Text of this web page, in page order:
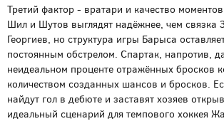
Третий фактор - вратари и качество
Шил и Шутов выглядят надёжнее, чем связка
Георгиев, но структура игры Барыса
постоянным обстрелом. Спартак, напротив,
неидеальном проценте отражённых бросков
количеством созданных шансов и бросков.
найдут гол в дебюте и заставят хозяев
идеальный сценарий для темпового хоккея